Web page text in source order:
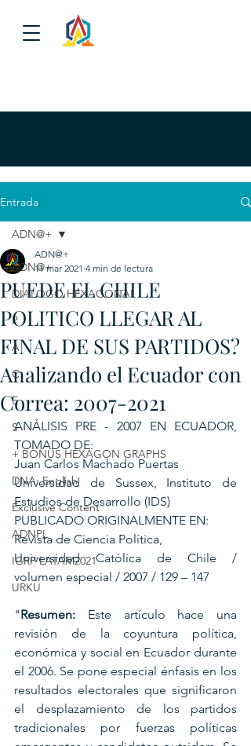
Entrada
ADN@+
DIALOGO HEXAGONAL
P
A
C
E
S
+ BONUS HEXAGON GRAPHS
DNA: English
Exclusive Content
ADNPL
IGRP LATAM2021
URKU
ADN@+
PUEDE EL CHILE
POLITICO LLEGAR AL
FINAL DE SUS PARTIDOS?
Analizando el Ecuador con
Correa: 2007-2021
ADN@+
11 mar 2021 4 min de lectura
ANÁLISIS PRE - 2007 EN ECUADOR,
TOMADO DE:
Juan Carlos Machado Puertas
Universidad de Sussex, Instituto de
Estudios de Desarrollo (IDS)
PUBLICADO ORIGINALMENTE EN:
Revista de Ciencia Política,
Universidad Católica de Chile /
volumen especial / 2007 / 129 – 147
"Resumen: Este artículo hace una
revisión de la coyuntura política,
económica y social en Ecuador durante
el 2006. Se pone especial énfasis en los
resultados electorales que significaron
el desplazamiento de los partidos
tradicionales por fuerzas políticas